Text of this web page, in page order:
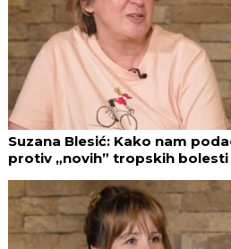
Suzana Blesić: Kako nam
protiv „novih” tropskih bolesti